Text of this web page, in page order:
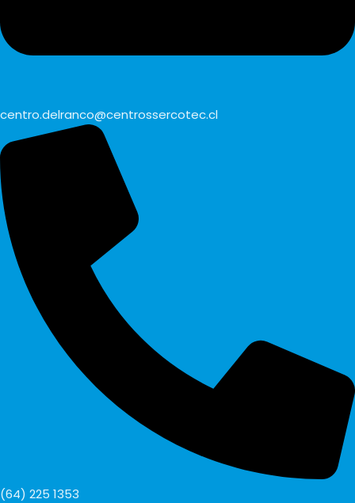
centro.delranco@centrossercotec.cl
(64) 225 1353